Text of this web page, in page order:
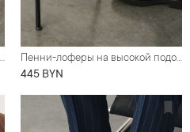
Пенни-лоферы на высокой подошве, коричневые Пенни-лоферы на высокой подошве, черные
445 BYN